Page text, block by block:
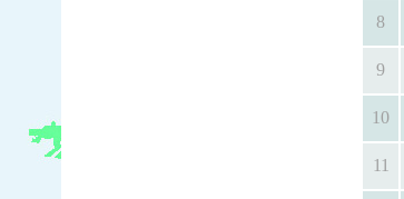
8
9
10
11